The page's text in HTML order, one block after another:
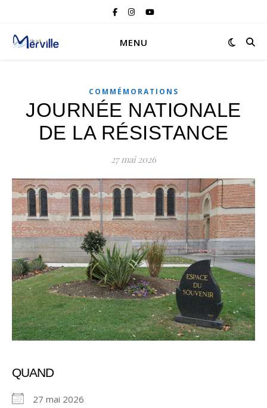
MENU
COMMÉMORATIONS
JOURNÉE NATIONALE
DE LA RÉSISTANCE
27 mai 2026
QUAND
27 mai 2026